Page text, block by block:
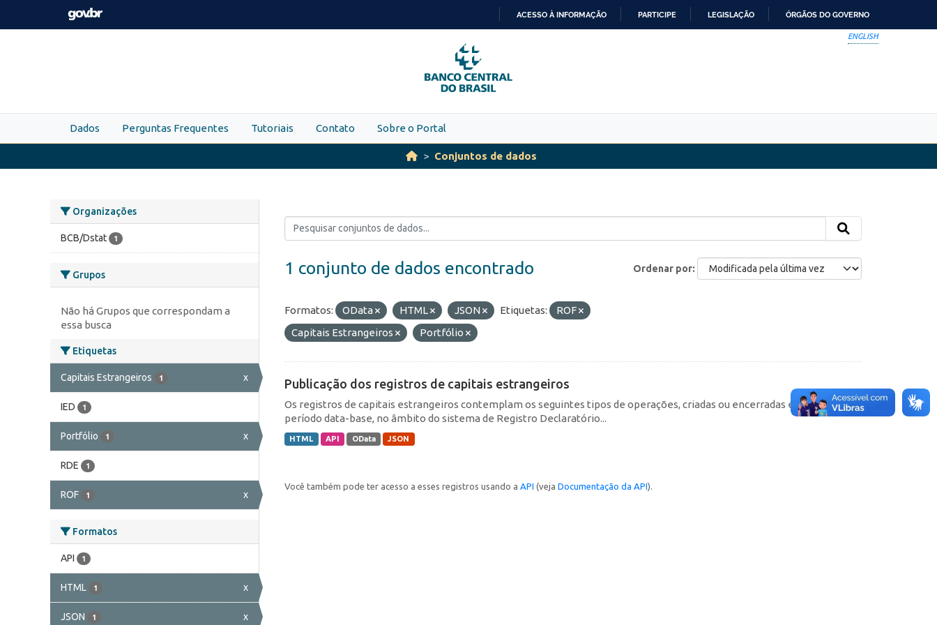
Skip to main content
PARA
O
CONTEÚDO
ACESSO À INFORMAÇÃO PARTICIPE LEGISLAÇÃO ÓRGÃOS DO GOVERNO
ENGLISH
Dados Perguntas Frequentes Tutoriais Contato Sobre o Portal
Conjuntos de dados
Organizações
BCB/Dstat 1
Grupos
Não há Grupos que correspondam a
essa busca
Etiquetas
Capitais Estrangeiros 1 x
IED 1
Portfólio 1 x
RDE 1
ROF 1 x
Formatos
API 1
HTML 1 x
JSON 1 x
Ordenar por
1 conjunto de dados encontrado
Formatos: OData HTML JSON Etiquetas:
ROF
Capitais Estrangeiros
Portfólio
Publicação dos registros de capitais estrangeiros
Os registros de capitais estrangeiros contemplam os seguintes tipos de operações, criadas ou encerradas em cada
período data-base, no âmbito do sistema de Registro Declaratório...
HTML API OData JSON
Você também pode ter acesso a esses registros usando a API (veja Documentação da API).